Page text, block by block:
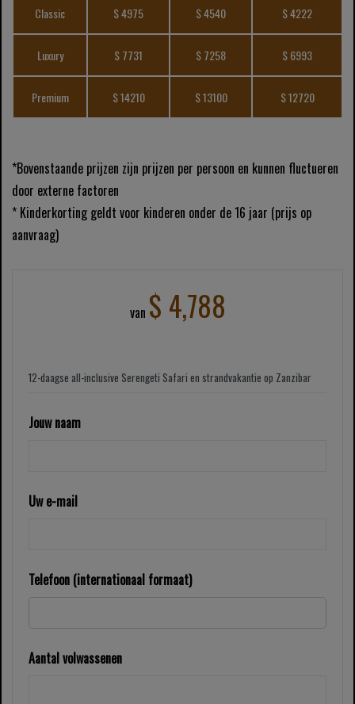
Classic $ 4975 $ 4540 $ 4222
Luxury $ 7731 $ 7258 $ 6993
Premium $ 14210 $ 13100 $ 12720
*Bovenstaande prijzen zijn prijzen per persoon en kunnen fluctueren
door externe factoren
* Kinderkorting geldt voor kinderen onder de 16 jaar (prijs op
aanvraag)
van $ 4,788
Jouw naam
Uw e-mail
Telefoon (internationaal formaat)
Aantal volwassenen